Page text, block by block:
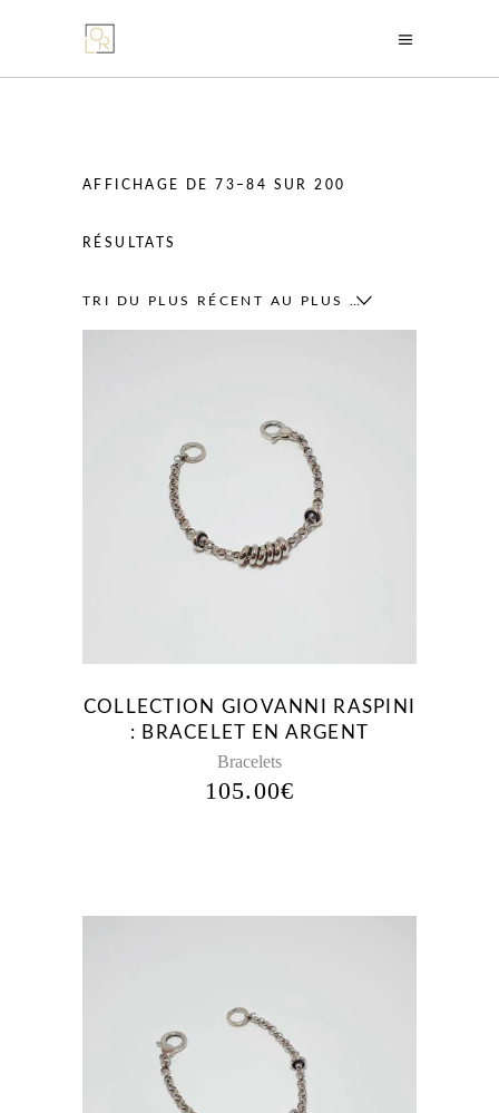
AFFICHAGE DE 73–84 SUR 200
RÉSULTATS
DU
AU
PLUS
TRI DU PLUS RÉCENT AU PLUS ANCIEN
COLLECTION GIOVANNI RASPINI
: BRACELET EN ARGENT
Bracelets
105.00€